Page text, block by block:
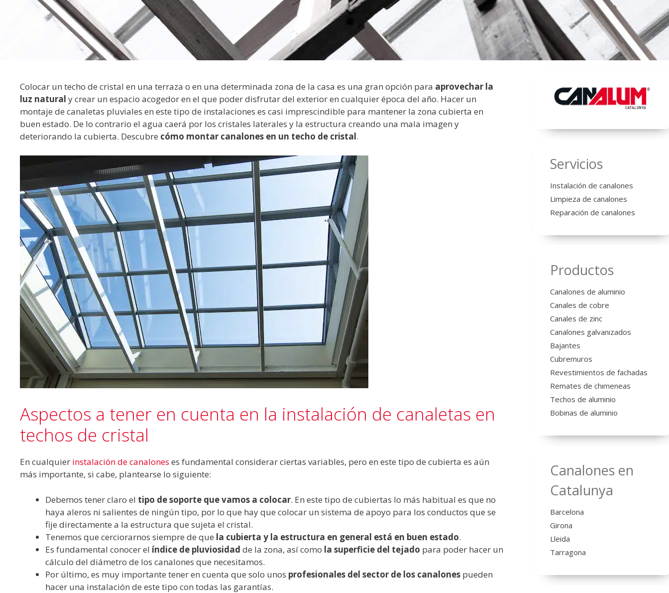
Colocar un techo de cristal en una terraza o en una determinada zona de la casa es una gran opción para aprovechar la
luz natural y crear un espacio acogedor en el que poder disfrutar del exterior en cualquier época del año. Hacer un
montaje de canaletas pluviales en este tipo de instalaciones es casi imprescindible para mantener la zona cubierta en
buen estado. De lo contrario el agua caerá por los cristales laterales y la estructura creando una mala imagen y
deteriorando la cubierta. Descubre cómo montar canalones en un techo de cristal.
Aspectos a tener en cuenta en la instalación de canaletas en
techos de cristal
En cualquier instalación de canalones es fundamental considerar ciertas variables, pero en este tipo de cubierta es aún
más importante, si cabe, plantearse lo siguiente:
Debemos tener claro el tipo de soporte que vamos a colocar. En este tipo de cubiertas lo más habitual es que no
haya aleros ni salientes de ningún tipo, por lo que hay que colocar un sistema de apoyo para los conductos que se
fije directamente a la estructura que sujeta el cristal.
Tenemos que cerciorarnos siempre de que la cubierta y la estructura en general está en buen estado.
Es fundamental conocer el índice de pluviosidad de la zona, así como la superficie del tejado para poder hacer un
cálculo del diámetro de los canalones que necesitamos.
Por último, es muy importante tener en cuenta que solo unos profesionales del sector de los canalones pueden
hacer una instalación de este tipo con todas las garantías.
Servicios
Instalación de canalones
Limpieza de canalones
Reparación de canalones
Productos
Canalones de aluminio
Canales de cobre
Canales de zinc
Canalones galvanizados
Bajantes
Cubremuros
Revestimientos de fachadas
Remates de chimeneas
Techos de aluminio
Bobinas de aluminio
Canalones en
Catalunya
Barcelona
Girona
Lleida
Tarragona